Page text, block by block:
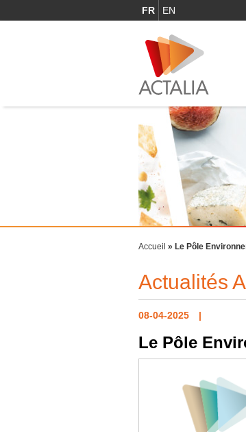
FR EN
Accueil » Le Pôle
Actualités
08-04-2025
Le Pôle